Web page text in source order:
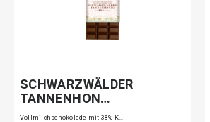
SCHWARZWÄLDER
TANNENHON…
Vollmilchschokolade mit 38% K…